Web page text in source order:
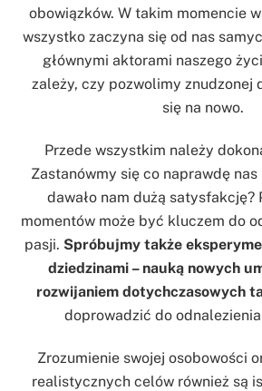
obowiązków. W takim momencie
wszystko zaczyna się od nas
głównymi aktorami naszego
zależy, czy pozwolimy znudzonej
się na nowo.
Przede wszystkim należy
Zastanówmy się co naprawdę nas
dawało nam dużą satysfakcję?
momentów może być kluczem do
pasji. Spróbujmy także
dziedzinami – nauką nowych
rozwijaniem dotychczasowych
doprowadzić do
Zrozumienie swojej osobowości
realistycznych celów również są